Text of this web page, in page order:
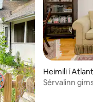
Heimili í
Sérvalinn